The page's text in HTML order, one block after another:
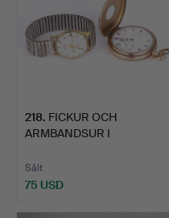
218. FICKUR OCH
ARMBANDSUR I
Sålt
75 USD